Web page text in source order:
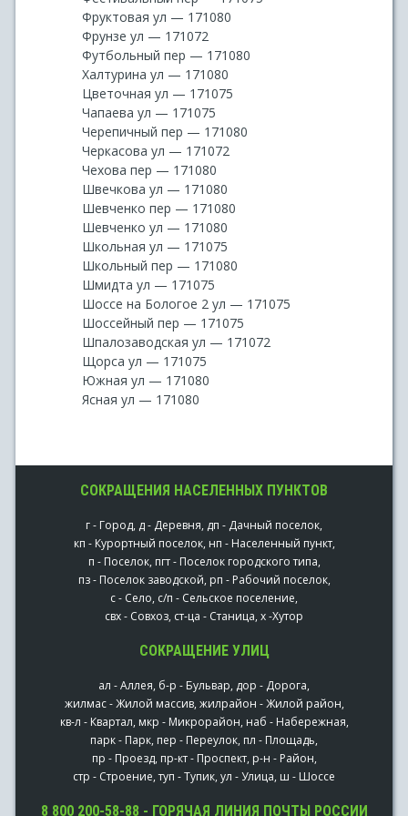
Фруктовая ул — 171080
Фрунзе ул — 171072
Футбольный пер — 171080
Халтурина ул — 171080
Цветочная ул — 171075
Чапаева ул — 171075
Черепичный пер — 171080
Черкасова ул — 171072
Чехова пер — 171080
Швечкова ул — 171080
Шевченко пер — 171080
Шевченко ул — 171080
Школьная ул — 171075
Школьный пер — 171080
Шмидта ул — 171075
Шоссе на Бологое 2 ул — 171075
Шоссейный пер — 171075
Шпалозаводская ул — 171072
Щорса ул — 171075
Южная ул — 171080
Ясная ул — 171080
СОКРАЩЕНИЯ НАСЕЛЕННЫХ ПУНКТОВ
г - Город, д - Деревня, дп - Дачный поселок,
кп - Курортный поселок, нп - Населенный пункт,
п - Поселок, пгт - Поселок городского типа,
пз - Поселок заводской, рп - Рабочий поселок,
с - Село, с/п - Сельское поселение,
свх - Совхоз, ст-ца - Станица, х -Хутор
СОКРАЩЕНИЕ УЛИЦ
ал - Аллея, б-р - Бульвар, дор - Дорога,
жилмас - Жилой массив, жилрайон - Жилой район,
кв-л - Квартал, мкр - Микрорайон, наб - Набережная,
парк - Парк, пер - Переулок, пл - Площадь,
пр - Проезд, пр-кт - Проспект, р-н - Район,
стр - Строение, туп - Тупик, ул - Улица, ш - Шоссе
8 800 200-58-88 - ГОРЯЧАЯ ЛИНИЯ ПОЧТЫ РОССИИ